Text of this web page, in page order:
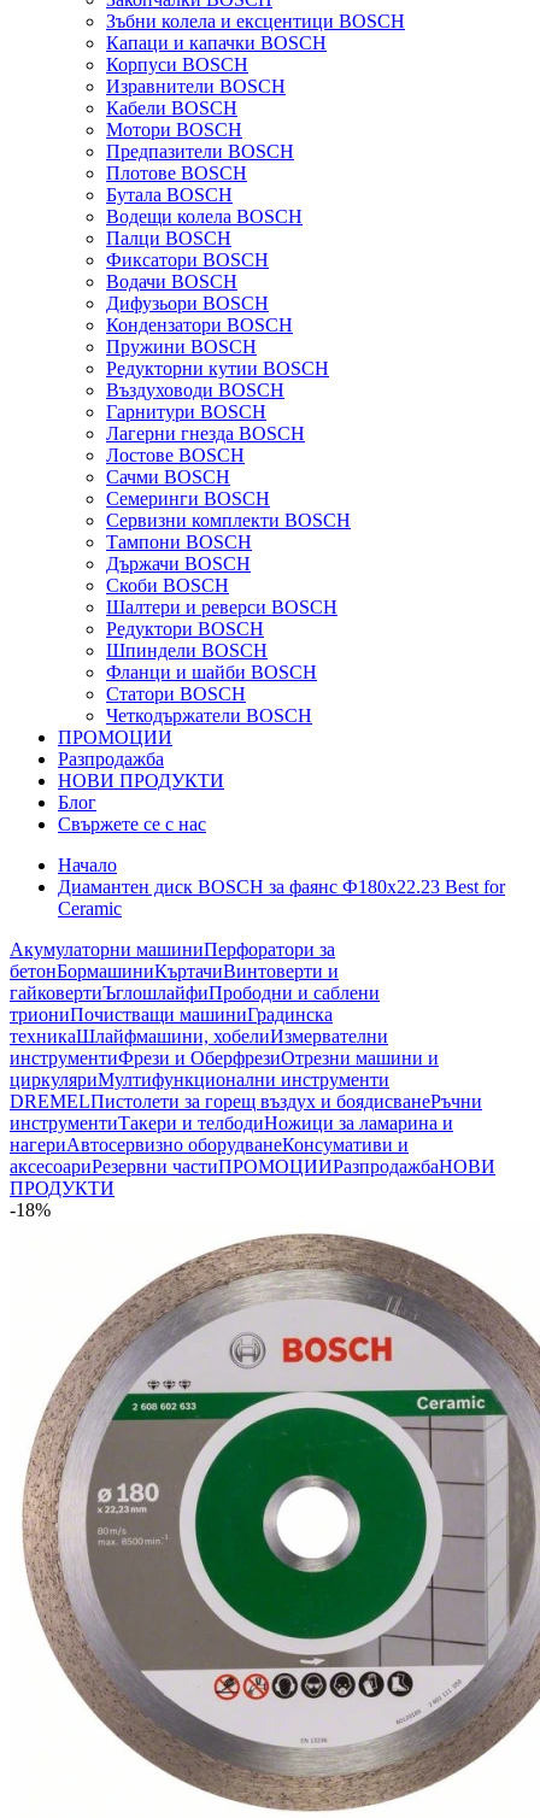
Зъбни колела и ексцентици BOSCH
Капаци и капачки BOSCH
Корпуси BOSCH
Изравнители BOSCH
Кабели BOSCH
Мотори BOSCH
Предпазители BOSCH
Плотове BOSCH
Бутала BOSCH
Водещи колела BOSCH
Палци BOSCH
Фиксатори BOSCH
Водачи BOSCH
Дифузьори BOSCH
Кондензатори BOSCH
Пружини BOSCH
Редукторни кутии BOSCH
Въздуховоди BOSCH
Гарнитури BOSCH
Лагерни гнезда BOSCH
Лостове BOSCH
Сачми BOSCH
Семеринги BOSCH
Сервизни комплекти BOSCH
Тампони BOSCH
Държачи BOSCH
Скоби BOSCH
Шалтери и реверси BOSCH
Редуктори BOSCH
Шпиндели BOSCH
Фланци и шайби BOSCH
Статори BOSCH
Четкодържатели BOSCH
ПРОМОЦИИ
Разпродажба
НОВИ ПРОДУКТИ
Блог
Свържете се с нас
Начало
Диамантен диск BOSCH за фаянс Ф180х22.23 Best for
Ceramic
Акумулаторни машиниПерфоратори за
бетонБормашиниКъртачиВинтоверти и
гайковертиЪглошлайфиПрободни и саблени
триониПочистващи машиниГрадинска
техникаШлайфмашини, хобелиИзмервателни
инструментиФрези и ОберфрезиОтрезни машини и
циркуляриМултифункционални инструменти
DREMELПистолети за горещ въздух и боядисванеРъчни
инструментиТакери и телбодиНожици за ламарина и
нагериАвтосервизно оборудванеКонсумативи и
аксесоариРезервни частиПРОМОЦИИРазпродажбаНОВИ
ПРОДУКТИ
-18%